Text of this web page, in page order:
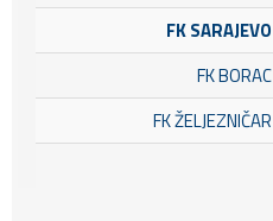
FK SARAJEVO
FK BORAC
FK ŽELJEZNIČAR